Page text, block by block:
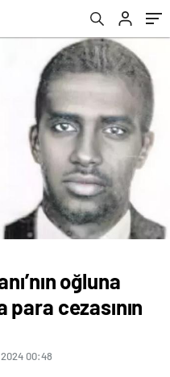
oğluna
cezasının
00:48